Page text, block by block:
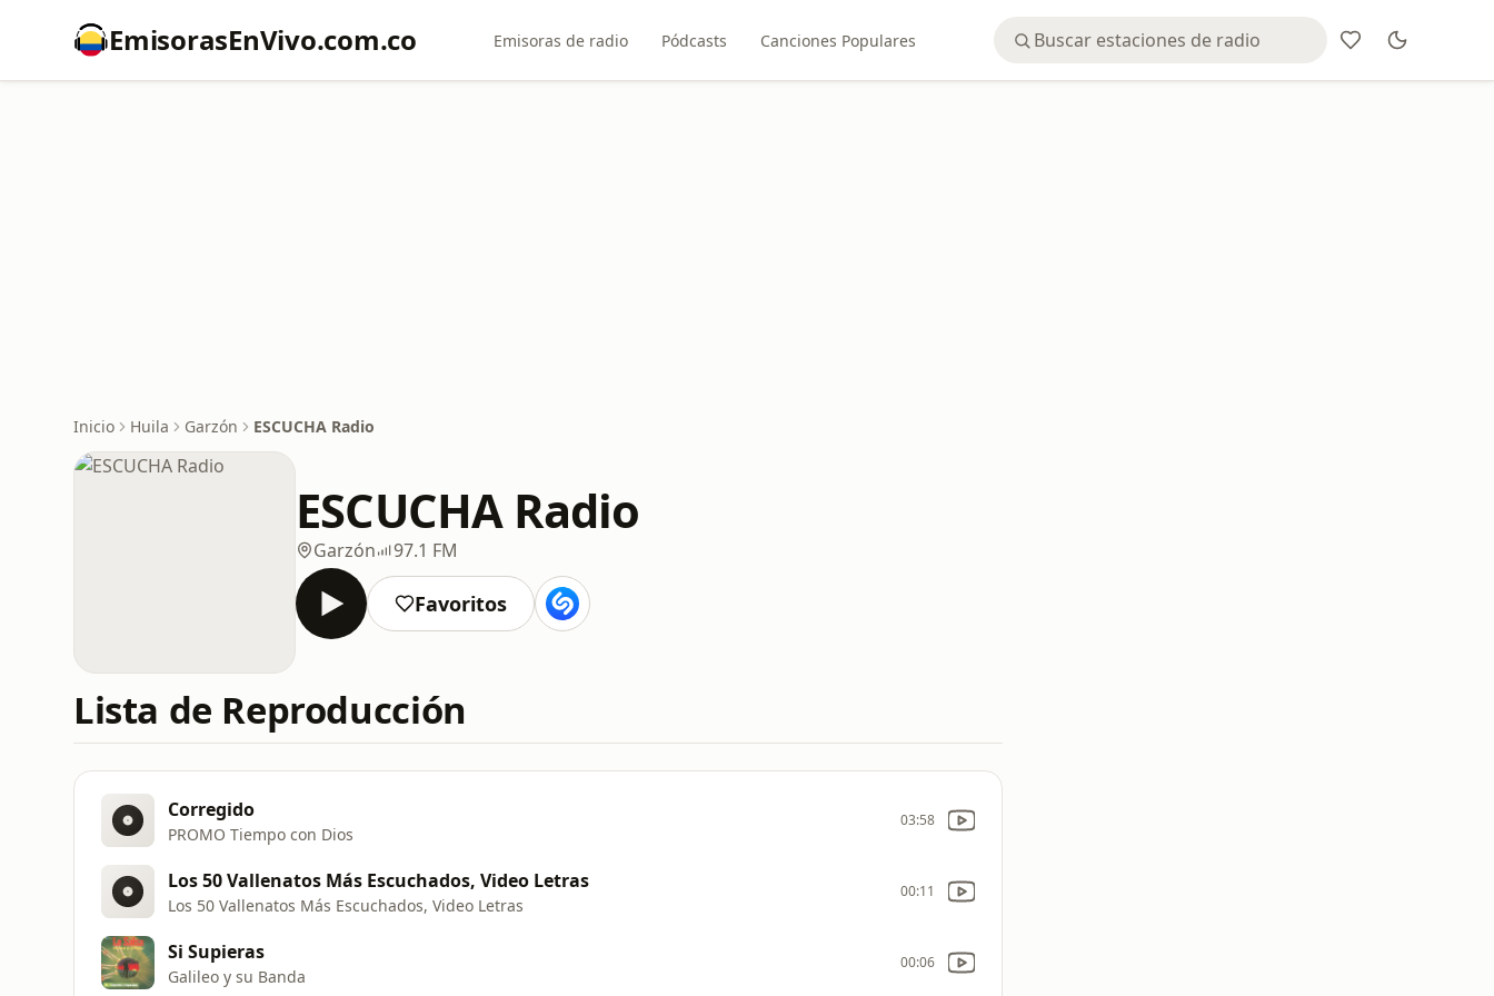
EmisorasEnVivo.com.co Emisoras de radio Pódcasts Canciones Populares
Inicio Huila Garzón ESCUCHA Radio
ESCUCHA Radio
Garzón 97.1 FM
Favoritos
Lista de Reproducción
Corregido
PROMO Tiempo con Dios
03:58
Los 50 Vallenatos Más Escuchados, Video Letras
Los 50 Vallenatos Más Escuchados, Video Letras
00:11
Si Supieras
Galileo y su Banda
00:06